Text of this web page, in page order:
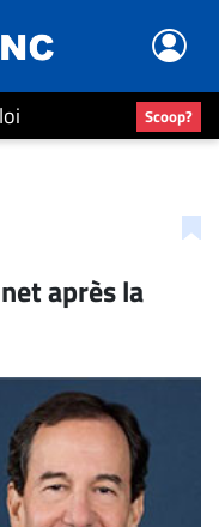
Scoop?
après la